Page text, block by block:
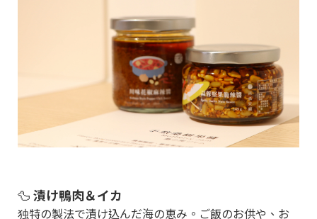
🦆漬け鴨肉＆イカ
独特の製法で漬け込んだ海の恵み。ご飯のお供や、お